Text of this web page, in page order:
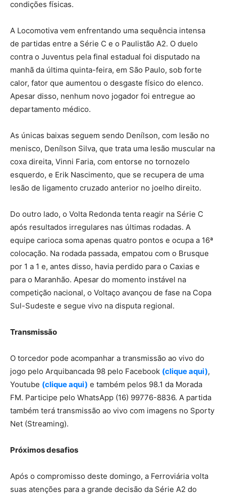
condições físicas.
A Locomotiva vem enfrentando uma sequência intensa
de partidas entre a Série C e o Paulistão A2. O duelo
contra o Juventus pela final estadual foi disputado na
manhã da última quinta-feira, em São Paulo, sob forte
calor, fator que aumentou o desgaste físico do elenco.
Apesar disso, nenhum novo jogador foi entregue ao
departamento médico.
As únicas baixas seguem sendo Denílson, com lesão no
menisco, Denílson Silva, que trata uma lesão muscular na
coxa direita, Vinni Faria, com entorse no tornozelo
esquerdo, e Erik Nascimento, que se recupera de uma
lesão de ligamento cruzado anterior no joelho direito.
Do outro lado, o Volta Redonda tenta reagir na Série C
após resultados irregulares nas últimas rodadas. A
equipe carioca soma apenas quatro pontos e ocupa a 16ª
colocação. Na rodada passada, empatou com o Brusque
por 1 a 1 e, antes disso, havia perdido para o Caxias e
para o Maranhão. Apesar do momento instável na
competição nacional, o Voltaço avançou de fase na Copa
Sul-Sudeste e segue vivo na disputa regional.
Transmissão
O torcedor pode acompanhar a transmissão ao vivo do
jogo pelo Arquibancada 98 pelo Facebook (clique aqui),
Youtube (clique aqui) e também pelos 98.1 da Morada
FM. Participe pelo WhatsApp (16) 99776-8836. A partida
também terá transmissão ao vivo com imagens no Sporty
Net (Streaming).
Próximos desafios
Após o compromisso deste domingo, a Ferroviária volta
suas atenções para a grande decisão da Série A2 do